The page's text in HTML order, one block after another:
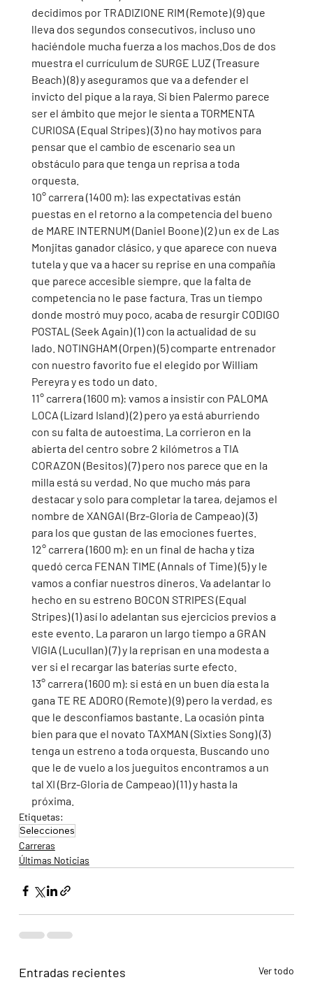
decidimos por TRADIZIONE RIM (Remote) (9) que
lleva dos segundos consecutivos, incluso uno
haciéndole mucha fuerza a los machos.Dos de dos
muestra el currículum de SURGE LUZ (Treasure
Beach) (8) y aseguramos que va a defender el
invicto del pique a la raya. Si bien Palermo parece
ser el ámbito que mejor le sienta a TORMENTA
CURIOSA (Equal Stripes) (3) no hay motivos para
pensar que el cambio de escenario sea un
obstáculo para que tenga un reprisa a toda
orquesta.
10° carrera (1400 m): las expectativas están
puestas en el retorno a la competencia del bueno
de MARE INTERNUM (Daniel Boone) (2) un ex de Las
Monjitas ganador clásico, y que aparece con nueva
tutela y que va a hacer su reprise en una compañía
que parece accesible siempre, que la falta de
competencia no le pase factura. Tras un tiempo
donde mostró muy poco, acaba de resurgir CODIGO
POSTAL (Seek Again) (1) con la actualidad de su
lado. NOTINGHAM (Orpen) (5) comparte entrenador
con nuestro favorito fue el elegido por William
Pereyra y es todo un dato.
11° carrera (1600 m): vamos a insistir con PALOMA
LOCA (Lizard Island) (2) pero ya está aburriendo
con su falta de autoestima. La corrieron en la
abierta del centro sobre 2 kilómetros a TIA
CORAZON (Besitos) (7) pero nos parece que en la
milla está su verdad. No que mucho más para
destacar y solo para completar la tarea, dejamos el
nombre de XANGAI (Brz-Gloria de Campeao) (3)
para los que gustan de las emociones fuertes.
12° carrera (1600 m): en un final de hacha y tiza
quedó cerca FENAN TIME (Annals of Time) (5) y le
vamos a confiar nuestros dineros. Va adelantar lo
hecho en su estreno BOCON STRIPES (Equal
Stripes) (1) así lo adelantan sus ejercicios previos a
este evento. La pararon un largo tiempo a GRAN
VIGIA (Lucullan) (7) y la reprisan en una modesta a
ver si el recargar las baterías surte efecto.
13° carrera (1600 m): si está en un buen día esta la
gana TE RE ADORO (Remote) (9) pero la verdad, es
que le desconfiamos bastante. La ocasión pinta
bien para que el novato TAXMAN (Sixties Song) (3)
tenga un estreno a toda orquesta. Buscando uno
que le de vuelo a los jueguitos encontramos a un
tal XI (Brz-Gloria de Campeao) (11) y hasta la
próxima.
Etiquetas:
Selecciones
Carreras
Últimas Noticias
Entradas recientes Ver todo